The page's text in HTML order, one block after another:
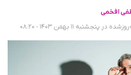
افخمی